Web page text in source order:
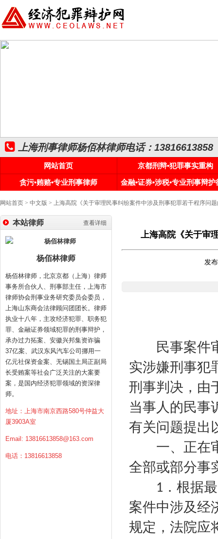
上海刑事律师杨佰林律师电话：13816613858
网站首页
京都刑辩•犯罪事实重构
贪污•贿赂•专业刑事律师
金融•证券•涉税•专业刑事辩护
网站首页 > 中文版 > 上海高院《关于审理民事纠纷案件中涉及刑事犯罪若干程序问
查看详细
本站律师
杨佰林律师
杨佰林律师，北京京都（上海）律师
事务所合伙人、刑事部主任，上海市
律师协会刑事业务研究委员会委员，
上海山东商会法律顾问团团长。律师
执业十八年，主攻经济犯罪、职务犯
罪、金融证券领域犯罪的刑事辩护，
承办过力拓案、安徽兴邦集资诈骗
37亿案、武汉东风汽车公司挪用一
亿元社保资金案、无锡国土局正副局
长受贿案等社会广泛关注的大案要
案，是国内经济犯罪领域的资深律
师。
地址：上海市南京西路580号仲益大
厦3903A室
Email: 13816613858@163.com
电话：13816613858
上海高院《关于审
发
民事案件审
实涉嫌刑事犯
刑事判决，由
当事人的民事
有关问题提出
一、正在审
全部或部分事
1 ．根据
案件中涉及经
规定，法院应